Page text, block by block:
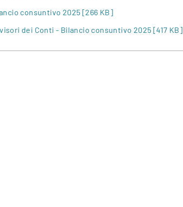
consuntivo 2025 [266 KB]
dei Conti - Bilancio consuntivo 2025 [417 KB]